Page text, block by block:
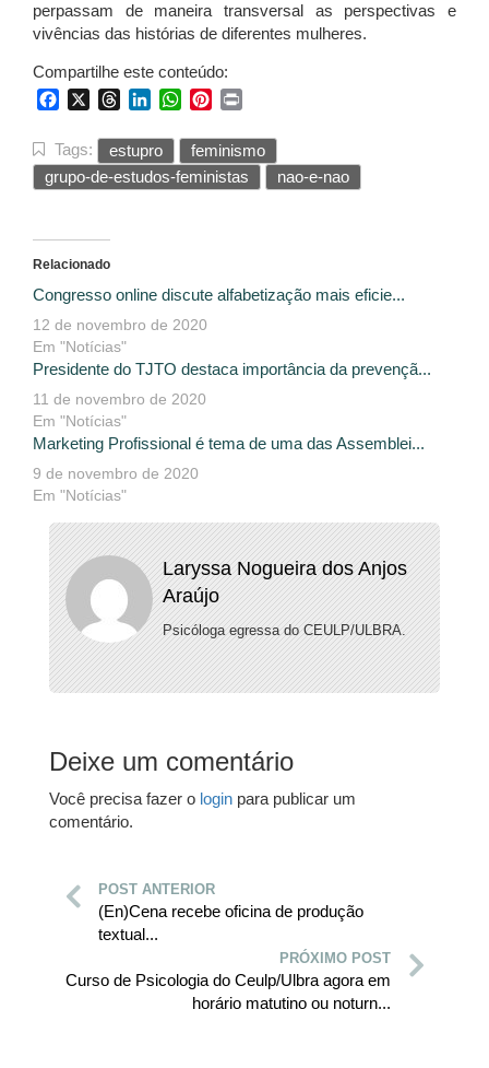
perpassam de maneira transversal as perspectivas e
vivências das histórias de diferentes mulheres.
Compartilhe este conteúdo:
FacebookThreadsLinkedInWhatsApp
Pinterest
Tags: estupro
feminismo
grupo-de-estudos-feministas
nao-e-nao
Relacionado
Congresso online discute alfabetização mais eficie...
12 de novembro de 2020
Em "Notícias"
Presidente do TJTO destaca importância da prevençã...
11 de novembro de 2020
Em "Notícias"
Marketing Profissional é tema de uma das Assemblei...
9 de novembro de 2020
Em "Notícias"
Laryssa Nogueira dos Anjos
Araújo
Psicóloga egressa do CEULP/ULBRA.
Deixe um comentário
Você precisa fazer o login para publicar um
comentário.
POST ANTERIOR
(En)Cena recebe oficina de produção
textual...
PRÓXIMO POST
Curso de Psicologia do Ceulp/Ulbra agora em
horário matutino ou noturn...